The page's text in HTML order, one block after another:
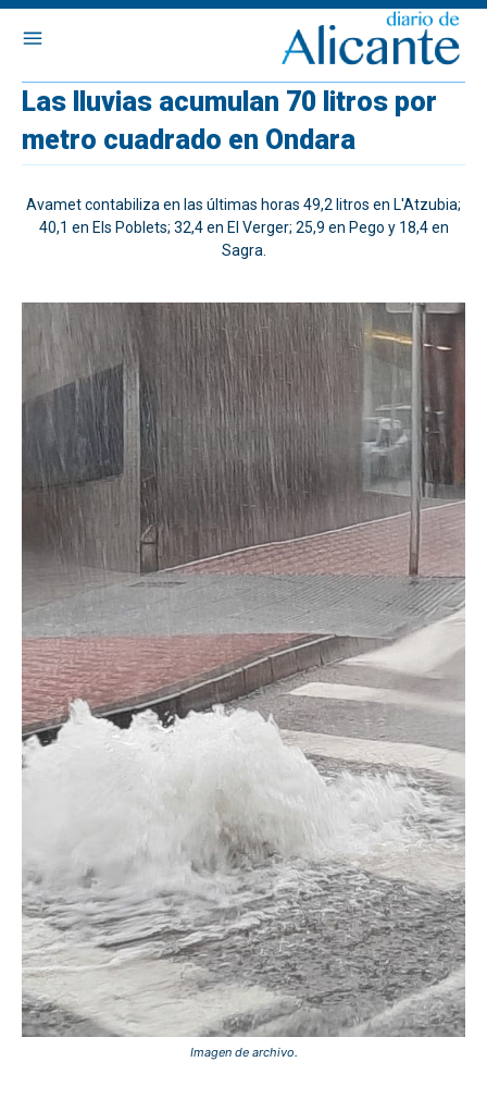
Las lluvias acumulan 70 litros por
metro cuadrado en Ondara
Avamet contabiliza en las últimas horas 49,2 litros en L'Atzubia;
40,1 en Els Poblets; 32,4 en El Verger; 25,9 en Pego y 18,4 en
Sagra.
Imagen de archivo.